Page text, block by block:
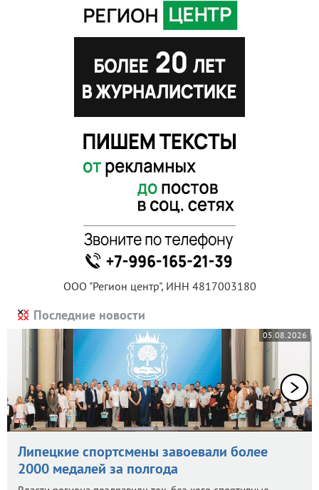
ООО "Регион центр", ИНН 4817003180
Последние новости
05.08.2026
Липецкие спортсмены завоевали более
2000 медалей за полгода